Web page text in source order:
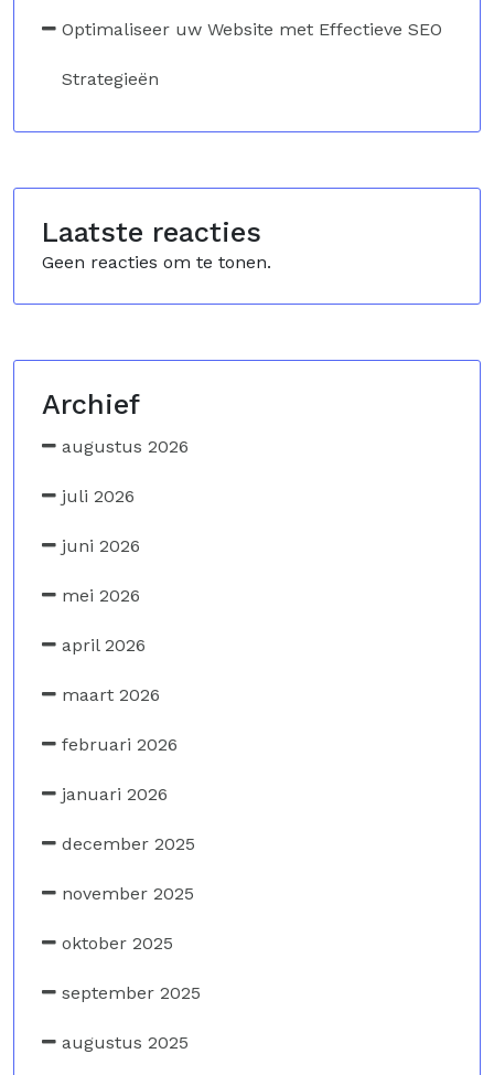
Optimaliseer uw Website met Effectieve SEO
Strategieën
Laatste reacties
Geen reacties om te tonen.
Archief
augustus 2026
juli 2026
juni 2026
mei 2026
april 2026
maart 2026
februari 2026
januari 2026
december 2025
november 2025
oktober 2025
september 2025
augustus 2025